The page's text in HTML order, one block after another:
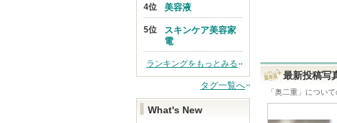
最新投稿写
「奥二重 」につい
美容液
スキンケア美容家
電
ランキングをもっとみる
タグ一覧へ
What's New